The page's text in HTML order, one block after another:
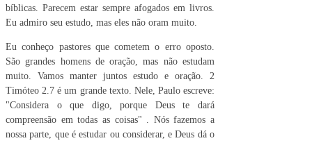
bíblicas. Parecem estar sempre afogados em livros.
Eu admiro seu estudo, mas eles não oram muito.
Eu conheço pastores que cometem o erro oposto.
São grandes homens de oração, mas não estudam
muito. Vamos manter juntos estudo e oração. 2
Timóteo 2.7 é um grande texto. Nele, Paulo escreve:
"Considera o que digo, porque Deus te dará
compreensão em todas as coisas" . Nós fazemos a
nossa parte, que é estudar ou considerar, e Deus dá o